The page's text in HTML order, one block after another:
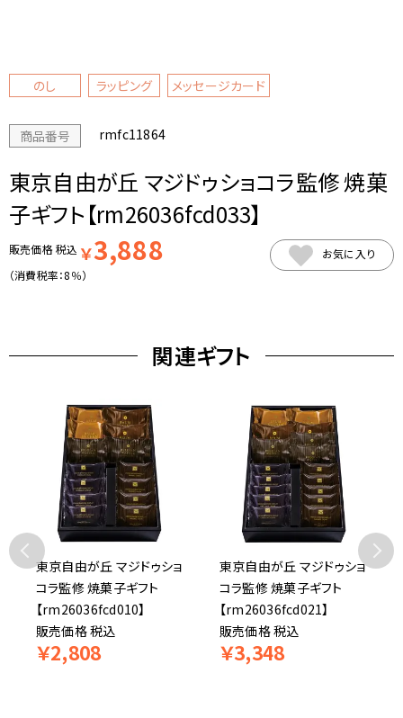
のし ラッピング メッセージカード
商品番号 rmfc11864
東京自由が丘 マジドゥショコラ監修 焼菓
子ギフト【rm26036fcd033】
販売価格税込 ￥3,888
（消費税率：8％）
お気に入り
関連ギフト
東京自由が丘 マジドゥショ
コラ監修 焼菓子ギフト
【rm26036fcd010】
販売価格税込
￥2,808
東京自由が丘 マジドゥショ
コラ監修 焼菓子ギフト
【rm26036fcd021】
販売価格税込
￥3,348